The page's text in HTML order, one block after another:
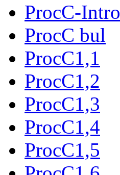
ProcC-Intro
ProcC bul
ProcC1,1
ProcC1,2
ProcC1,3
ProcC1,4
ProcC1,5